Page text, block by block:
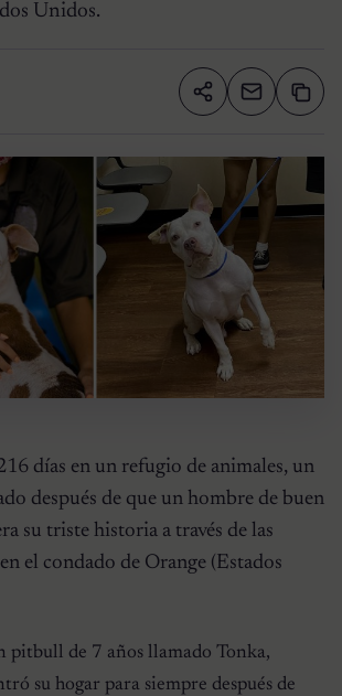
Unidos.
Compartir
días en un refugio de animales, un
después de que un hombre de buen
su triste historia a través de las
el condado de Orange (Estados
pitbull de 7 años llamado Tonka,
su hogar para siempre después de